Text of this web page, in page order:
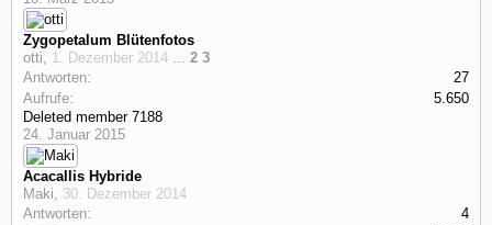
Zygopetalum Blütenfotos
otti, 1. Dezember 2014 ... 2 3
Antworten:
27
Aufrufe:
5.650
Deleted member 7188
24. Januar 2015
Acacallis Hybride
Maki, 30. Dezember 2014
Antworten:
4